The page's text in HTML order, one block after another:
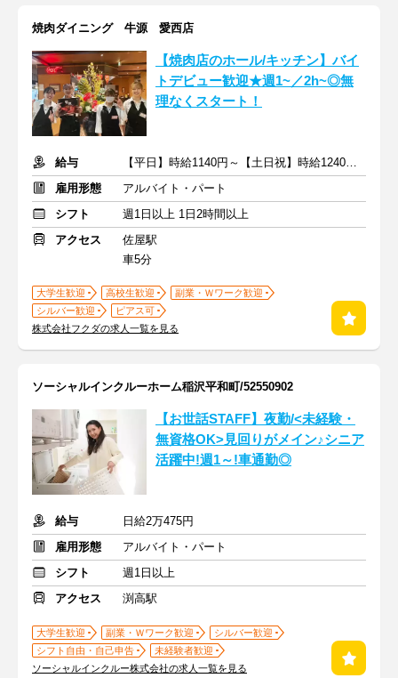
焼肉ダイニング 牛源 愛西店
【焼肉店のホール/キッチン】バイ
トデビュー歓迎★週1~／2h~◎無
理なくスタート！
給与
【平日】時給1140円～【土日祝】時給1240円～＋交通費支給
雇用形態
アルバイト・パート
シフト
週1日以上 1日2時間以上
アクセス
佐屋駅
車5分
大学生歓迎 高校生歓迎
副業・Ｗワーク歓迎
シルバー歓迎
ピアス可
株式会社フクダの求人一覧を見る
ソーシャルインクルーホーム稲沢平和町/52550902
【お世話STAFF】夜勤/<未経験・
無資格OK>見回りがメイン♪シニア
活躍中!週1～!車通勤◎
給与
日給2万475円
雇用形態
アルバイト・パート
シフト
週1日以上
アクセス
渕高駅
大学生歓迎 副業・Ｗワーク歓迎
シルバー歓迎
シフト自由・自己申告
未経験者歓迎
ソーシャルインクルー株式会社の求人一覧を見る